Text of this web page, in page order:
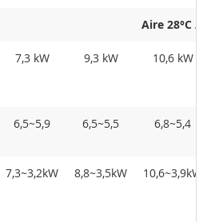
Aire 28°C /
7,3 kW 9,3 kW 10,6 kW
6,5~5,9 6,5~5,5 6,8~5,4
7,3~3,2kW 8,8~3,5kW 10,6~3,9kW